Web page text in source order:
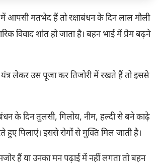
में आपसी मतभेद हैं तो रक्षाबंधन के दिन लाल मौली
विवाद शांत हो जाता है। बहन भाई में प्रेम बढ़ने
लेकर उस पूजा कर तिजोरी में रखते हैं तो इससे
के दिन तुलसी, गिलोय, नीम, हल्दी से बने काढ़े
पिलाएं। इससे रोगों से मुक्ति मिल जाती है।
हैं या उनका मन पढ़ाई में नहीं लगता तो बहन